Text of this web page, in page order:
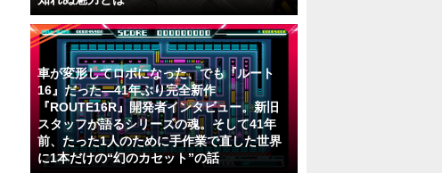
車が変形してロボになった、でも『ルート
16』だった―41年ぶり完全新作
『ROUTE16R』開発者インタビュー。新旧
スタッフが語るシリーズの魂。そして41年
前、たった1人のために手作業で直した世界
に1本だけの“幻のカセット”の話